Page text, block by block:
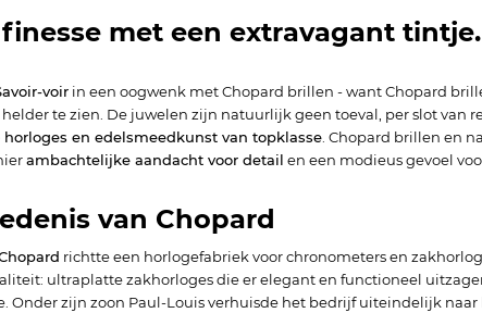
met een extravagant tintje.
voir in een oogwenk met Chopard brillen - want Chopard
te zien. De juwelen zijn natuurlijk geen toeval, per slot van
horloges en edelsmeedkunst van topklasse. Chopard brillen en
ambachtelijke aandacht voor detail en een modieus gevoel
van Chopard
richtte een horlogefabriek voor chronometers en
ultraplatte zakhorloges die er elegant en functioneel
Onder zijn zoon Paul-Louis verhuisde het bedrijf uiteindelijk